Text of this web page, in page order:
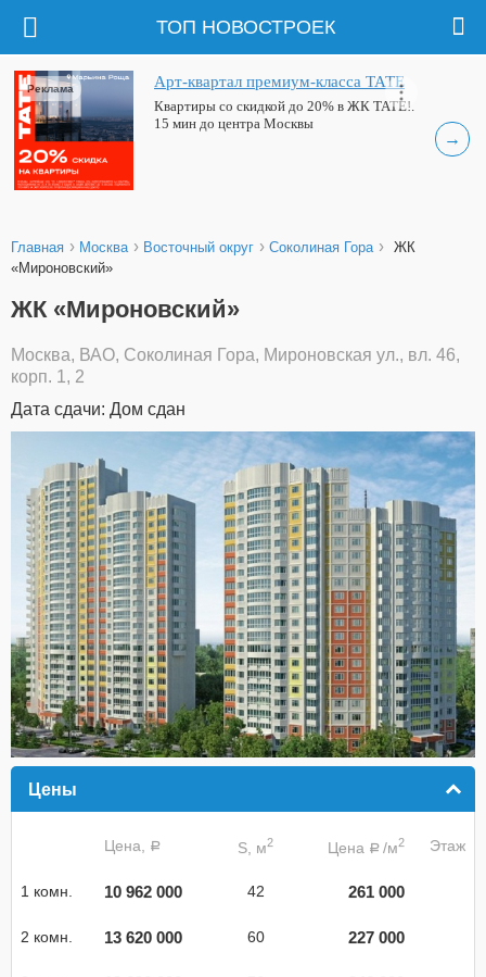
ТОП НОВОСТРОЕК
→
Арт-квартал премиум-класса ТАТЕ
Квартиры со скидкой до 20% в ЖК ТАТЕ!.
15 мин до центра Москвы
Реклама
Главная › Москва › Восточный округ › Соколиная Гора › ЖК
«Мироновский»
ЖК «Мироновский»
Москва, ВАО, Соколиная Гора, Мироновская ул., вл. 46,
корп. 1, 2
Дата сдачи: Дом сдан
Цены
Цена, a S, м2 Цена a /м2 Этаж
1 комн. 10 962 000 42 261 000
2 комн. 13 620 000 60 227 000